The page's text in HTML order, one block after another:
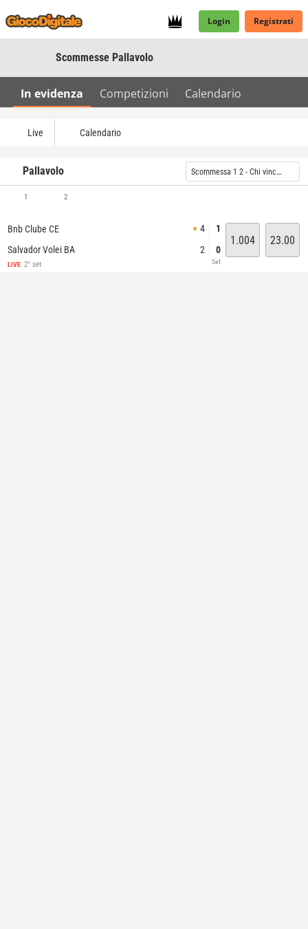
Login Registrati
Scommesse Pallavolo
In evidenza Competizioni Calendario
Live Calendario
Pallavolo Scommessa 1 2 - Chi vincerà?
1 2
Bnb Clube CE
Salvador Volei BA
LIVE 2° set
4
2
1
0
Set
1.004 23.00